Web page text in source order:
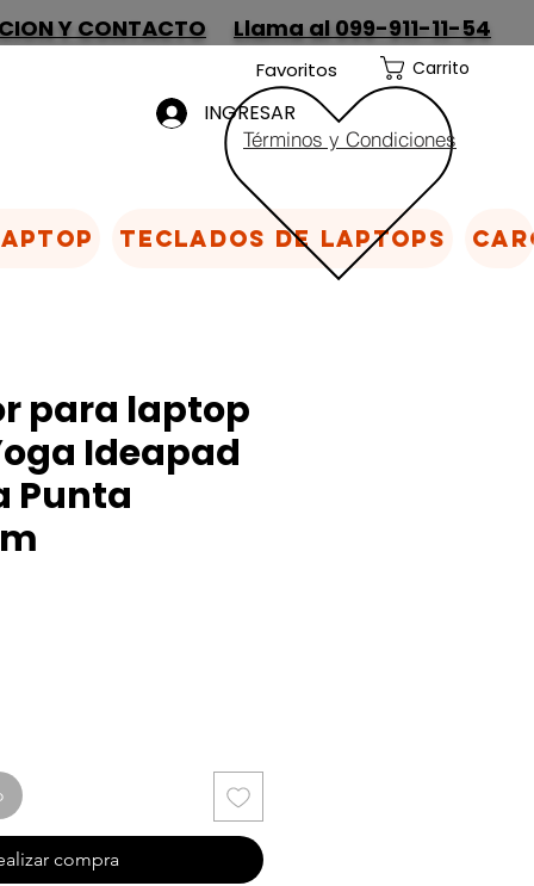
Y CONTACTO Llama al 099-911-11-54
Favoritos Carrito
Términos y Condiciones
INGRESAR
para laptop
Ideapad
Punta
compra
Teclados de laptops